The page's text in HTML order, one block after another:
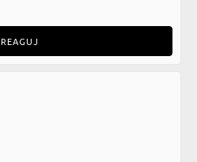
REAGUJ